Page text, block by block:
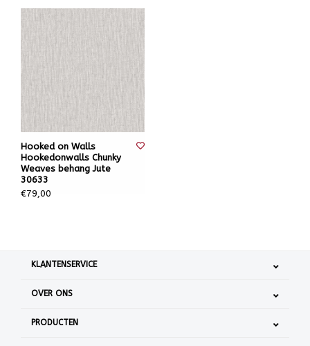
Hooked on Walls
Hookedonwalls Chunky
Weaves behang Jute
30633
€79,00
KLANTENSERVICE
OVER ONS
PRODUCTEN